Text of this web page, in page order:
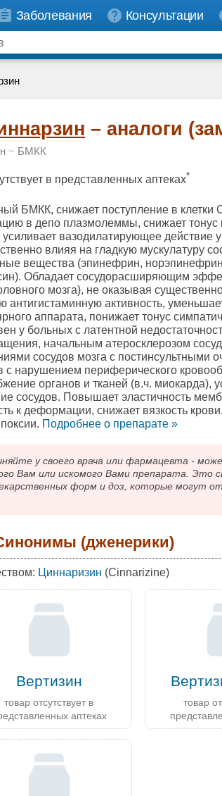
Заболевания Консультации
– аналоги
~ БМКК
в представленных аптеках*
БМКК, снижает поступление в клетки
в депо плазмолеммы, снижает тонус
вазодилатирующее действие
влияя на гладкую мускулатуру
вещества (эпинефрин,
Обладает сосудорасширяющим
мозга), не оказывая
антигистаминную активность,
аппарата, понижает тонус
у больных с латентной
начальным атеросклерозом
сосудов мозга с постинсультными
с нарушением периферического
органов и тканей (в.ч. миокарда),
сосудов. Повышает эластичность
к деформации, снижает вязкость
Подробнee о препарате »
у своего врача или фармацевта -
Вам или искомого Вами препарата. Это
форм и доз, которые могут
(дженерики)
Циннаризин (Cinnarizine)
Вертизин
товар отсутствует в
аптеках
товар